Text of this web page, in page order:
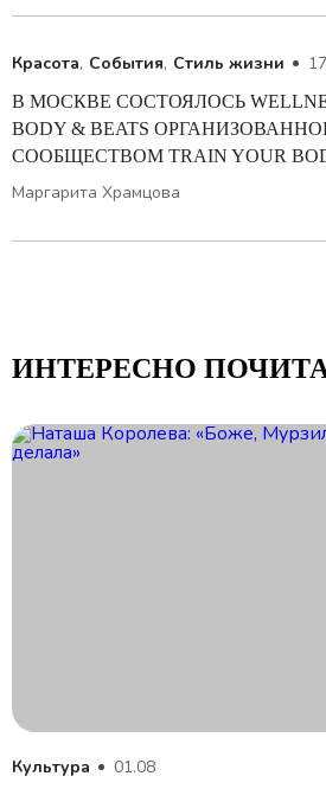
Красота, События, Стиль жизни
В МОСКВЕ СОСТОЯЛОСЬ
BODY & BEATS
СООБЩЕСТВОМ TRAIN YOUR
Маргарита Храмцова
ИНТЕРЕСНО
Культура 01.08